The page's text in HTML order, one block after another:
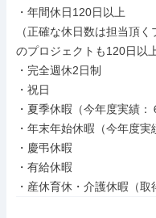
・年間休日120日以上
（正確な休日数は担当頂
のプロジェクトも120日以
・完全週休2日制
・祝日
・夏季休暇（今年度実績：
・年末年始休暇（今年度実
・慶弔休暇
・有給休暇
・産休育休・介護休暇（取